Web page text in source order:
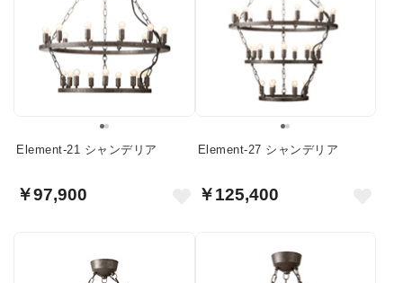
Element-21 シャンデリア
￥97,900
Element-27 シャンデリア
￥125,400